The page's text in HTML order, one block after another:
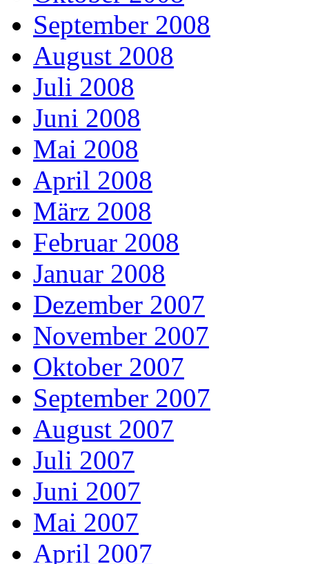
September 2008
August 2008
Juli 2008
Juni 2008
Mai 2008
April 2008
März 2008
Februar 2008
Januar 2008
Dezember 2007
November 2007
Oktober 2007
September 2007
August 2007
Juli 2007
Juni 2007
Mai 2007
April 2007